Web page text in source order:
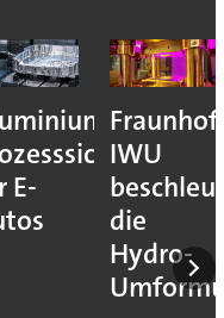
E-
IWU
die
Hydro-